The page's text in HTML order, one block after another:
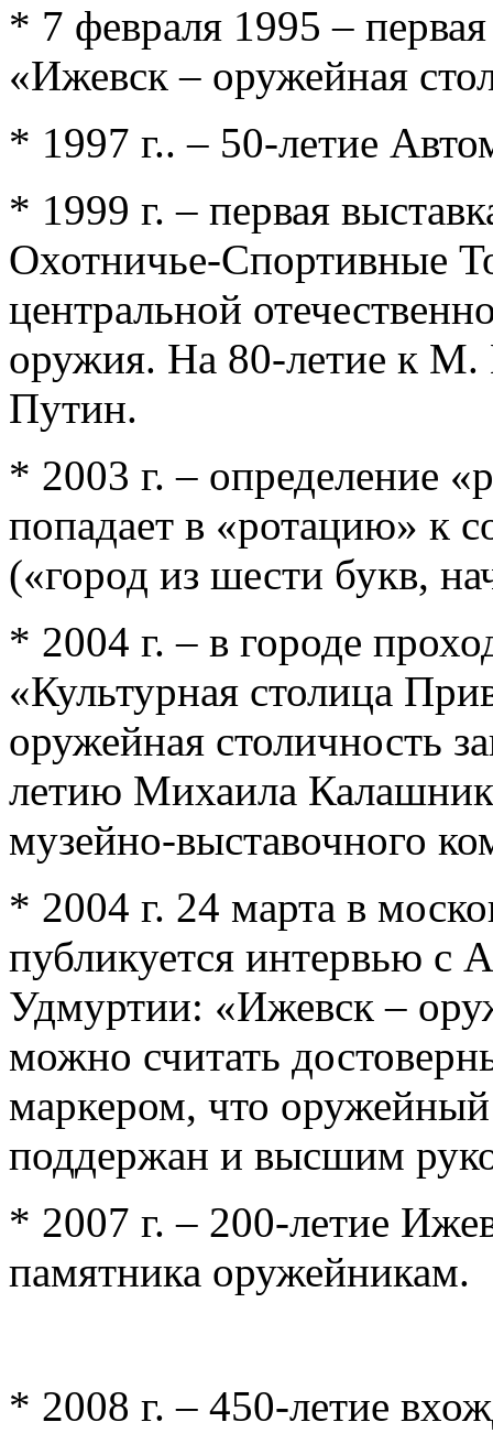
* 7 февраля 1995 –
«Ижевск – оружейная
* 1997 г.. – 50-летие
* 1999 г. – первая
Охотничье-Спортивные
центральной
оружия. На 80-летие к М.
Путин.
* 2003 г. – определение
попадает в «ротацию» к
(«город из шести букв,
* 2004 г. – в городе
«Культурная столица
оружейная столичность
летию Михаила
музейно-выставочного
* 2004 г. 24 марта в
публикуется интервью с
Удмуртии: «Ижевск –
можно считать
маркером, что
поддержан и высшим
* 2007 г. – 200-летие
памятника оружейникам.
* 2008 г. – 450-летие